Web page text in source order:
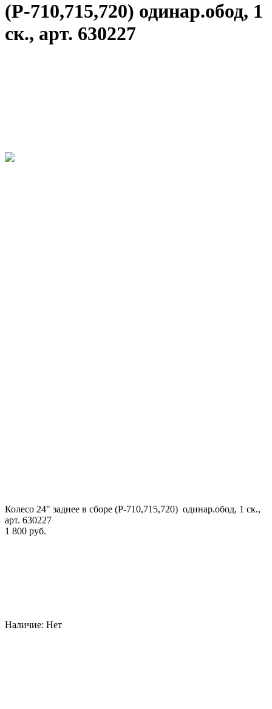
(Р-710,715,720) одинар.обод, 1
ск., арт. 630227
Колесо 24" заднее в сборе (Р-710,715,720) одинар.обод, 1 ск.,
арт. 630227
1 800 руб.
Наличие: Нет